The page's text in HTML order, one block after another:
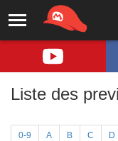
Liste des
0-9 A B C D